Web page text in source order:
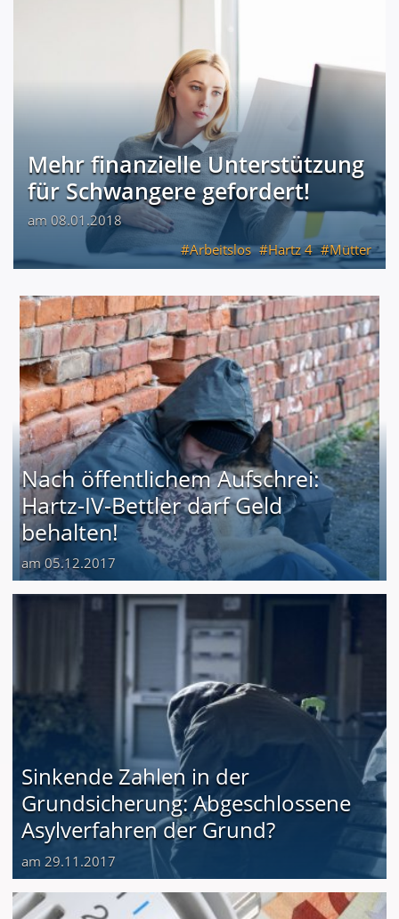
Mehr finanzielle Unterstützung
für Schwangere gefordert!
am 08.01.2018
Arbeitslos
Hartz 4 Mütter
Nach öffentlichem Aufschrei:
Hartz-IV-Bettler darf Geld
behalten!
am 05.12.2017
Sinkende Zahlen in der
Grundsicherung: Abgeschlossene
Asylverfahren der Grund?
am 29.11.2017